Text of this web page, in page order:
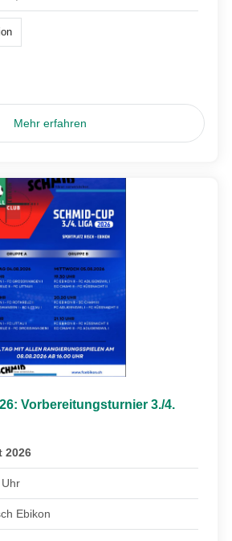
Mehr erfahren
Vorbereitungsturnier 3./4.
2026
Ebikon